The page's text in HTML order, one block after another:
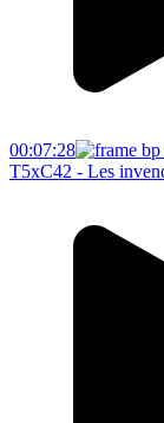
00:07:28
T5xC42 - Les